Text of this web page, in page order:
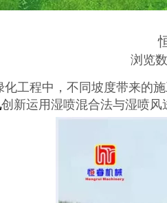
浏览
程中，不同坡度带来的施
创新运用湿喷混合法与湿喷风